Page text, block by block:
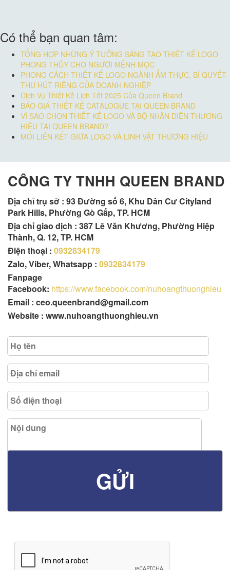
Có thể bạn quan tâm:
TỔNG HỢP NHỮNG Ý TƯỞNG SÁNG TẠO THIẾT KẾ LOGO
PHONG THỦY CHO NGƯỜI MỆNH MỘC
PHONG CÁCH THIẾT KẾ LOGO NGÀNH ẨM THỰC, BÍ QUYẾT
THU HÚT RIÊNG CỦA DOANH NGHIỆP
Dịch Vụ Thiết Kế Lịch Tết 2025 Của Queen Brand
BÁO GIÁ THIẾT KẾ CATALOGUE TẠI QUEEN BRAND
VÌ SAO CHỌN THIẾT KẾ LOGO VÀ BỘ NHẬN DIỆN THƯƠNG
HIỆU TẠI QUEEN BRAND?
MỐI LIÊN KẾT GIỮA LOGO VÀ LINH VẬT THƯƠNG HIỆU
CÔNG TY TNHH QUEEN BRAND
Địa chỉ trụ sở : 93 Đường số 6, Khu Dân Cư Cityland
Park Hills, Phường Gò Gấp, TP. HCM
Địa chỉ giao dịch : 387 Lê Văn Khương, Phường Hiệp
Thành, Q. 12, TP. HCM
Điện thoại : 0932834179
Zalo, Viber, Whatsapp : 0932834179
Fanpage
Facebook: https://www.facebook.com/nuhoangthuonghieu
Email : ceo.queenbrand@gmail.com
Website : www.nuhoangthuonghieu.vn